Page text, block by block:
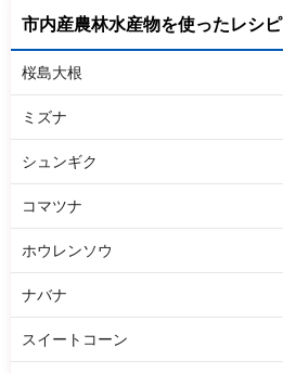
市内産農林水産物を使ったレシピ
桜島大根
ミズナ
シュンギク
コマツナ
ホウレンソウ
ナバナ
スイートコーン